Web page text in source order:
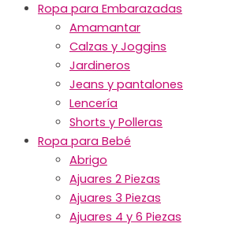
Ropa para Embarazadas
Amamantar
Calzas y Joggins
Jardineros
Jeans y pantalones
Lencería
Shorts y Polleras
Ropa para Bebé
Abrigo
Ajuares 2 Piezas
Ajuares 3 Piezas
Ajuares 4 y 6 Piezas